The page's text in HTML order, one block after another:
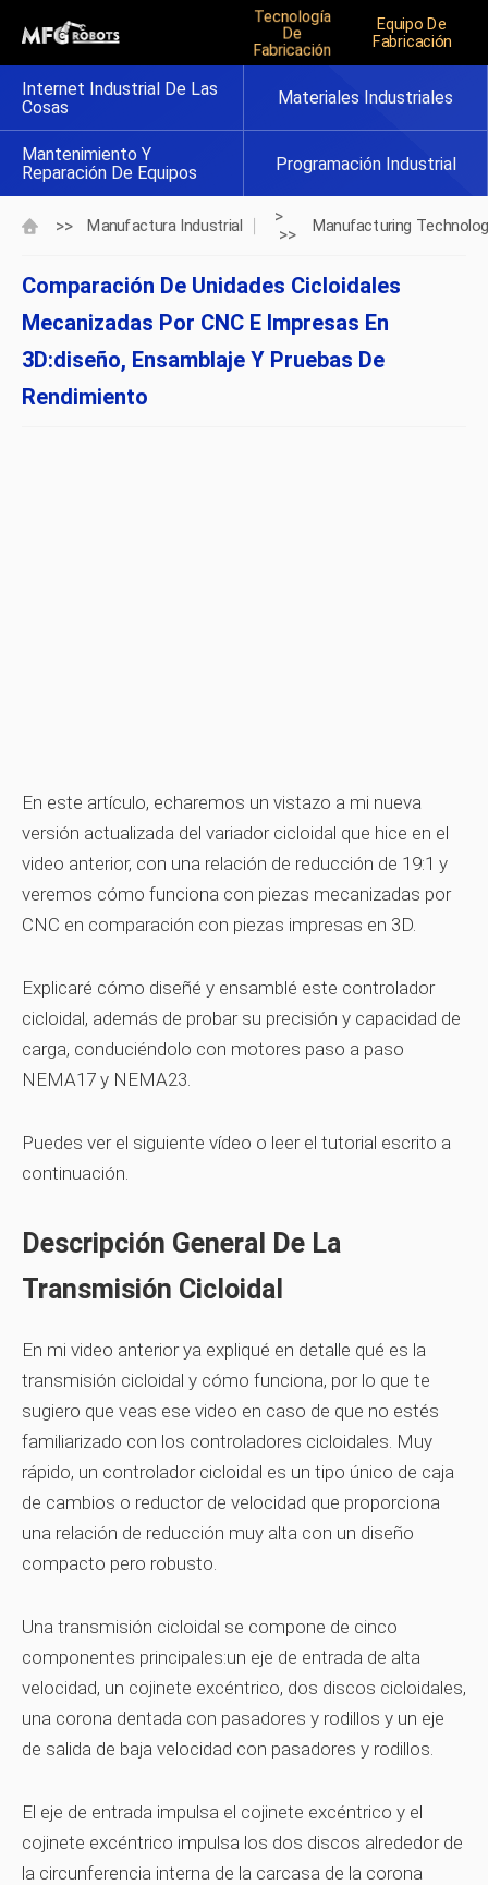
Tecnología
De
Fabricación
Equipo De
Fabricación
Internet Industrial De Las
Cosas
Materiales Industriales
Mantenimiento Y
Reparación De Equipos
Programación Industrial
>> Manufactura Industrial
>
>>
Manufacturing
Comparación De Unidades Cicloidales
Mecanizadas Por CNC E Impresas En
3D:diseño, Ensamblaje Y Pruebas De
Rendimiento
En este artículo, echaremos un vistazo a mi nueva
versión actualizada del variador cicloidal que hice en el
video anterior, con una relación de reducción de 19:1 y
veremos cómo funciona con piezas mecanizadas por
CNC en comparación con piezas impresas en 3D.
Explicaré cómo diseñé y ensamblé este controlador
cicloidal, además de probar su precisión y capacidad de
carga, conduciéndolo con motores paso a paso
NEMA17 y NEMA23.
Puedes ver el siguiente vídeo o leer el tutorial escrito a
continuación.
Descripción General De La
Transmisión Cicloidal
En mi video anterior ya expliqué en detalle qué es la
transmisión cicloidal y cómo funciona, por lo que te
sugiero que veas ese video en caso de que no estés
familiarizado con los controladores cicloidales. Muy
rápido, un controlador cicloidal es un tipo único de caja
de cambios o reductor de velocidad que proporciona
una relación de reducción muy alta con un diseño
compacto pero robusto.
Una transmisión cicloidal se compone de cinco
componentes principales:un eje de entrada de alta
velocidad, un cojinete excéntrico, dos discos cicloidales,
una corona dentada con pasadores y rodillos y un eje
de salida de baja velocidad con pasadores y rodillos.
El eje de entrada impulsa el cojinete excéntrico y el
cojinete excéntrico impulsa los dos discos alrededor de
la circunferencia interna de la carcasa de la corona